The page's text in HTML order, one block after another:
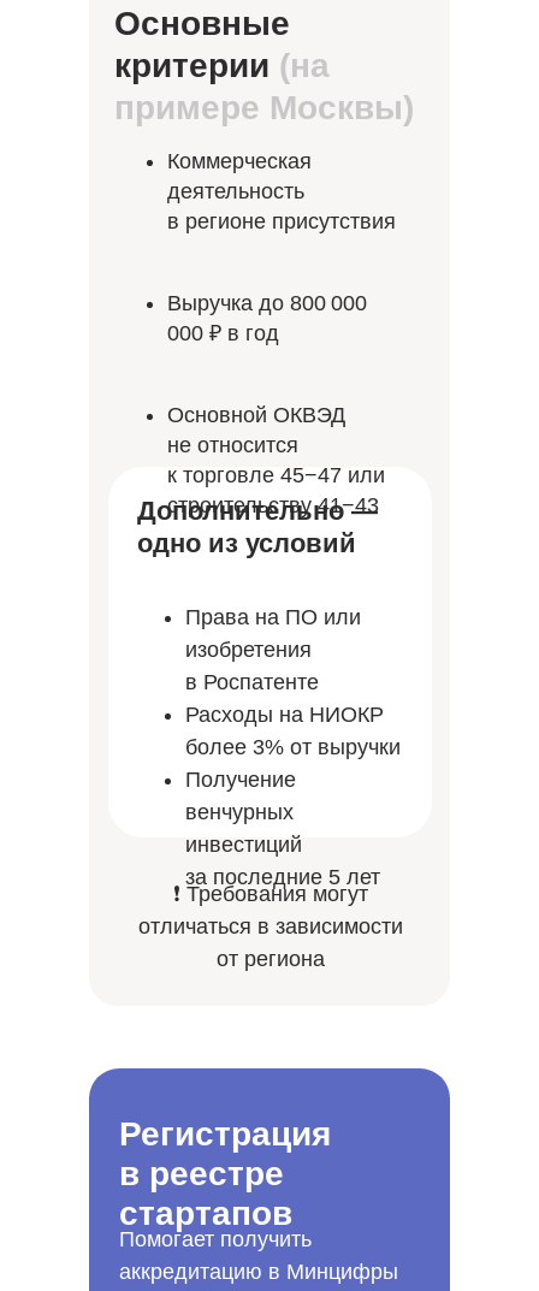
Права на ПО или
изобретения
в Роспатенте
Расходы на НИОКР
более 3% от выручки
Получение
венчурных
инвестиций
за последние 5 лет
Дополнительно —
одно из условий
❗ Требования могут
отличаться в зависимости
от региона
Коммерческая
деятельность
в регионе присутствия
Выручка до 800 000
000 ₽ в год
Основной ОКВЭД
не относится
к торговле 45−47 или
строительству 41−43
Основные
критерии (на
примере Москвы)
Регистрация
в реестре
стартапов
Помогает получить
аккредитацию в Минцифры